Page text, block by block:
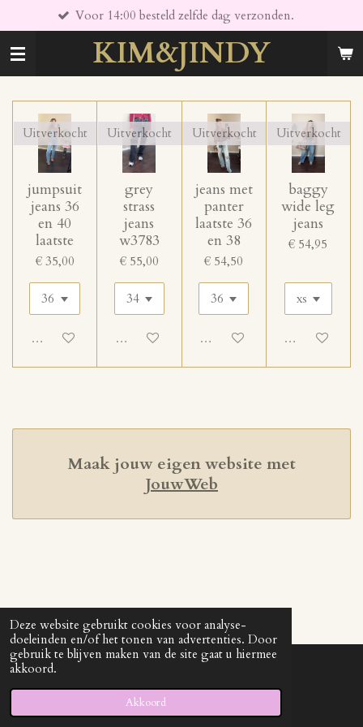
Deze website gebruikt cookies voor analyse-
doeleinden en/of het tonen van advertenties. Door
gebruik te blijven maken van de site gaat u hiermee
akkoord.
Akkoord
direct
naar
KIM&JINDY
Voor 14:00 besteld zelfde dag verzonden.
Uitverkocht
jumpsuit
jeans 36
en 40
laatste
€ 35,00
Uitgeschakeld
Uitverkocht
grey
strass
jeans
w3783
€ 55,00
Uitgeschakeld
Uitverkocht
jeans met
panter
laatste 36
en 38
€ 54,50
Uitgeschakeld
Uitverkocht
baggy
wide leg
jeans
€ 54,95
Uitgeschakeld
Maak jouw eigen website met
JouwWeb
© 2021 - 2026 kimenjindy
Powered by